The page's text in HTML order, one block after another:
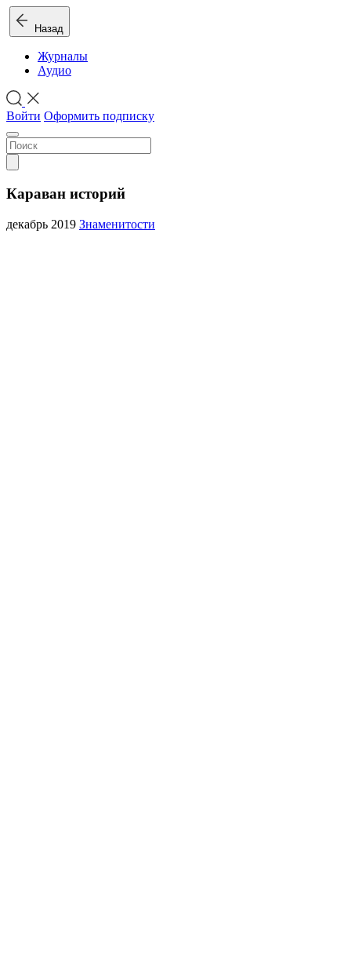
Назад
Журналы
Аудио
Войти Оформить подписку
Караван историй
декабрь 2019 Знаменитости